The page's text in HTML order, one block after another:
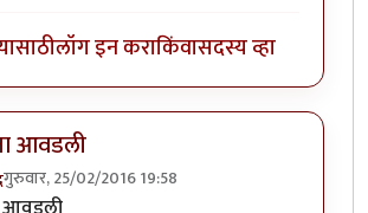
लॉग इन कराकिंवासदस्य व्हा
आवडली
गुरुवार, 25/02/2016 19:58